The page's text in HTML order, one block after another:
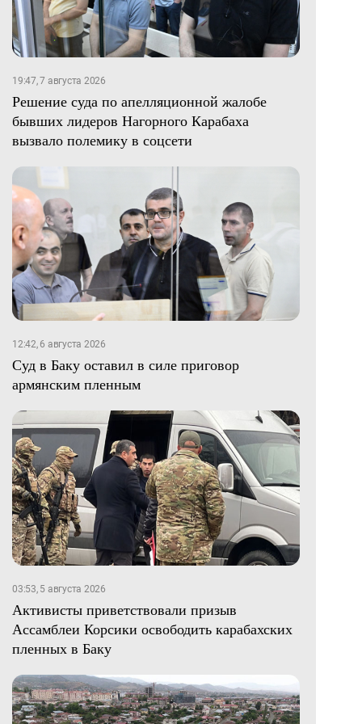
19:47, 7 августа 2026
Решение суда по апелляционной жалобе
бывших лидеров Нагорного Карабаха
вызвало полемику в соцсети
12:42, 6 августа 2026
Суд в Баку оставил в силе приговор
армянским пленным
03:53, 5 августа 2026
Активисты приветствовали призыв
Ассамблеи Корсики освободить карабахских
пленных в Баку